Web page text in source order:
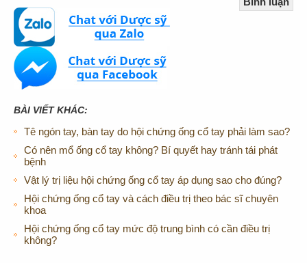
BÀI VIẾT KHÁC:
Tê ngón tay, bàn tay do hội chứng ống cổ tay phải làm sao?
Có nên mổ ống cổ tay không? Bí quyết hay tránh tái phát
bệnh
Vật lý trị liệu hội chứng ống cổ tay áp dụng sao cho đúng?
Hội chứng ống cổ tay và cách điều trị theo bác sĩ chuyên
khoa
Hội chứng ống cổ tay mức độ trung bình có cần điều trị
không?